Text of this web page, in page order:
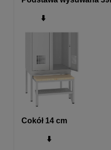
⬇️
Cokół 14 cm
⬇️